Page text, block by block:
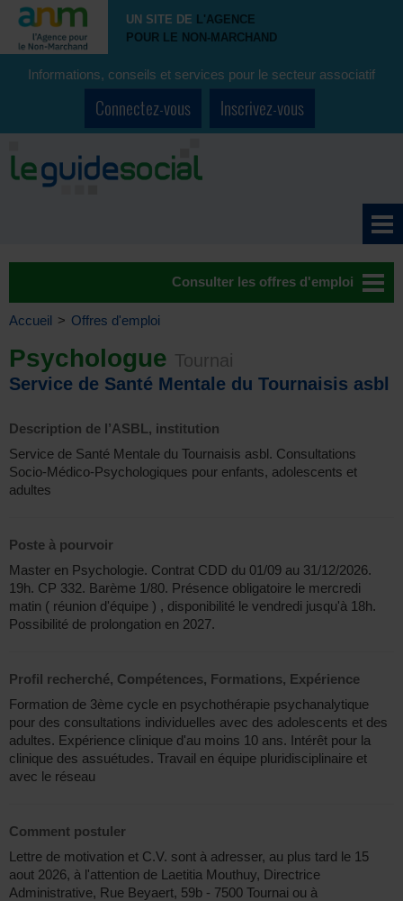
UN SITE DE L'AGENCE
POUR LE NON-MARCHAND
Informations, conseils et services pour le secteur associatif
Connectez-vous Inscrivez-vous
Consulter les offres d'emploi
Accueil > Offres d'emploi
Psychologue Tournai
Service de Santé Mentale du Tournaisis asbl
Description de l’ASBL, institution
Service de Santé Mentale du Tournaisis asbl. Consultations
Socio-Médico-Psychologiques pour enfants, adolescents et
adultes
Poste à pourvoir
Master en Psychologie. Contrat CDD du 01/09 au 31/12/2026.
19h. CP 332. Barème 1/80. Présence obligatoire le mercredi
matin ( réunion d'équipe ) , disponibilité le vendredi jusqu'à 18h.
Possibilité de prolongation en 2027.
Profil recherché, Compétences, Formations, Expérience
Formation de 3ème cycle en psychothérapie psychanalytique
pour des consultations individuelles avec des adolescents et des
adultes. Expérience clinique d'au moins 10 ans. Intérêt pour la
clinique des assuétudes. Travail en équipe pluridisciplinaire et
avec le réseau
Comment postuler
Lettre de motivation et C.V. sont à adresser, au plus tard le 15
aout 2026, à l'attention de Laetitia Mouthuy, Directrice
Administrative, Rue Beyaert, 59b - 7500 Tournai ou à